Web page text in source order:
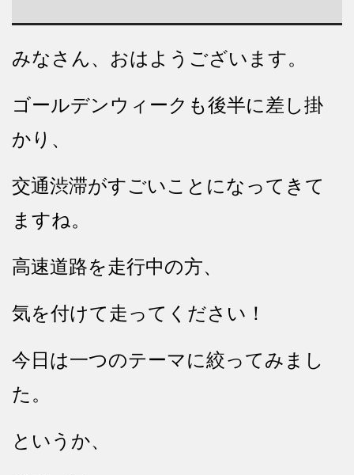
みなさん、おはようございます。
ゴールデンウィークも後半に差し掛
かり、
交通渋滞がすごいことになってきて
ますね。
高速道路を走行中の方、
気を付けて走ってください！
今日は一つのテーマに絞ってみまし
た。
というか、